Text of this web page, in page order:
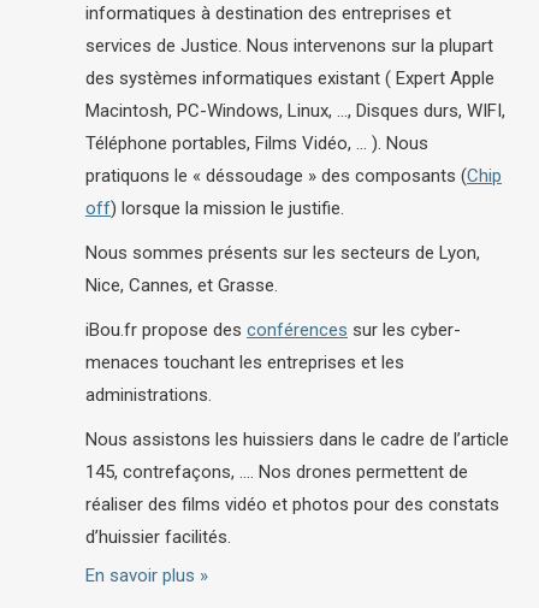
informatiques à destination des entreprises et
services de Justice. Nous intervenons sur la plupart
des systèmes informatiques existant ( Expert Apple
Macintosh, PC-Windows, Linux, …, Disques durs, WIFI,
Téléphone portables, Films Vidéo, … ). Nous
pratiquons le « déssoudage » des composants (Chip
off) lorsque la mission le justifie.
Nous sommes présents sur les secteurs de Lyon,
Nice, Cannes, et Grasse.
iBou.fr propose des conférences sur les cyber-
menaces touchant les entreprises et les
administrations.
Nous assistons les huissiers dans le cadre de l’article
145, contrefaçons, …. Nos drones permettent de
réaliser des films vidéo et photos pour des constats
d’huissier facilités.
En savoir plus »